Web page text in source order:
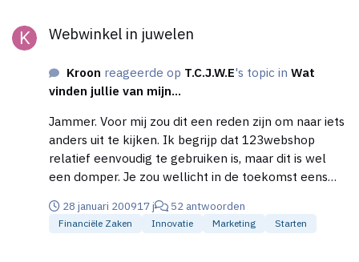
Webwinkel in juwelen
Kroon reageerde op T.C.J.W.E's topic inWat
vinden jullie van mijn...
Jammer. Voor mij zou dit een reden zijn om naar iets
anders uit te kijken. Ik begrijp dat 123webshop
relatief eenvoudig te gebruiken is, maar dit is wel
een domper. Je zou wellicht in de toekomst eens
ook aan de basis van bijvoorbeeld deze site:
http://www.livingbysarah.nl
28 januari 200917 j 52 antwoorden
Financiële Zaken Innovatie Marketing Starten